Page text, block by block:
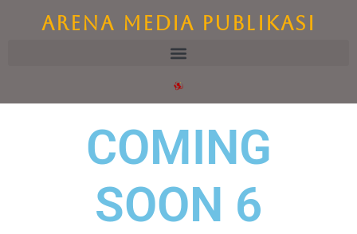
Arena Media Publikasi
COMING
SOON 6